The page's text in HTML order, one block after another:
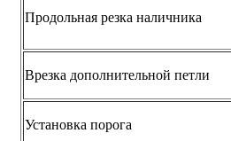
Продольная резка наличника
Врезка дополнительной петли
Установка порога